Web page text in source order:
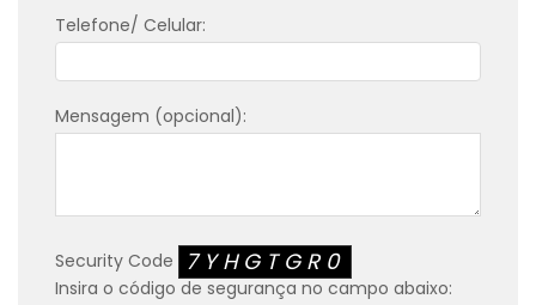
Telefone/ Celular:
Mensagem (opcional):
Security Code 7YHGTGR0
Insira o código de segurança no campo abaixo: